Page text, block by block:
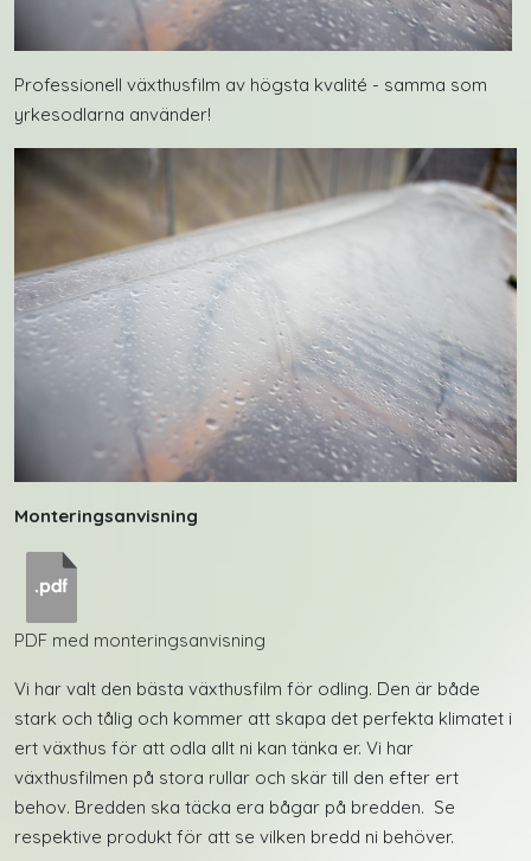
Professionell växthusfilm av högsta kvalité - samma som
yrkesodlarna använder!
Monteringsanvisning
PDF med monteringsanvisning
Vi har valt den bästa växthusfilm för odling. Den är både
stark och tålig och kommer att skapa det perfekta klimatet i
ert växthus för att odla allt ni kan tänka er. Vi har
växthusfilmen på stora rullar och skär till den efter ert
behov. Bredden ska täcka era bågar på bredden. Se
respektive produkt för att se vilken bredd ni behöver.